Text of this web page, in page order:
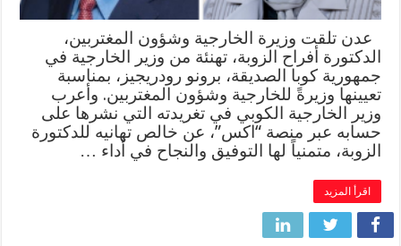
عدن تلقت وزيرة الخارجية وشؤون المغتربين،
الدكتورة أفراح الزوبة، تهنئة من وزير الخارجية في
جمهورية كوبا الصديقة، برونو رودريجيز، بمناسبة
تعيينها وزيرةً للخارجية وشؤون المغتربين. وأعرب
وزير الخارجية الكوبي في تغريدته التي نشرها على
حسابه عبر منصة “اكس”، عن خالص تهانيه للدكتورة
الزوبة، متمنياً لها التوفيق والنجاح في أداء …
اقرأ المزيد